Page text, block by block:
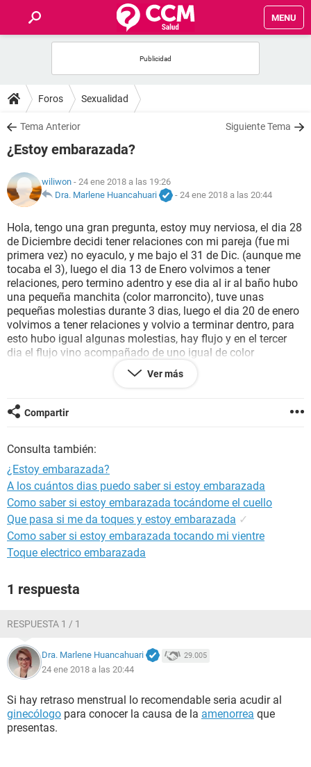
MENU
FOROS
SALUD
FAMILIA
NUTRICIÓN
BIENESTAR
SEXUALIDAD
GLOSARIO
Foros Sexualidad
Tema Anterior Siguiente Tema
¿Estoy embarazada?
wiliwon - 24 ene 2018 a las 19:26
Dra. Marlene Huancahuari
- 24 ene 2018 a las 20:44
Hola, tengo una gran pregunta, estoy muy nerviosa, el dia 28
de Diciembre decidi tener relaciones con mi pareja (fue mi
primera vez) no eyaculo, y me bajo el 31 de Dic. (aunque me
tocaba el 3), luego el dia 13 de Enero volvimos a tener
relaciones, pero termino adentro y ese dia al ir al baño hubo
una pequeña manchita (color marroncito), tuve unas
pequeñas molestias durante 3 dias, luego el dia 20 de enero
volvimos a tener relaciones y volvio a terminar dentro, para
esto hubo igual algunas molestias, hay flujo y en el tercer
dia el flujo vino acompañado de uno igual de color
marroncito, luego al dia siguiente hubo por la mañana unos
tipo coagulos o flujo pero ahora estos eran de sangre (un
años y tiene sus estudios de que ya no puede tener hijos. Me
preocupa el poder estar embarazada, aunque los estudios
31 de Enero, pero me espanta ese flujo.
Alguien podria explicarme que pasa, para estar mas
tranquila o si debo visitar al doctor.
Ver más
Compartir
Consulta también:
¿Estoy embarazada?
A los cuántos dias puedo saber si estoy embarazada
Como saber si estoy embarazada tocándome el cuello
Que pasa si me da toques y estoy embarazada ✓
Como saber si estoy embarazada tocando mi vientre
Toque electrico embarazada
1 respuesta
RESPUESTA 1 / 1
Dra. Marlene Huancahuari 29.005
24 ene 2018 a las 20:44
Si hay retraso menstrual lo recomendable seria acudir al
ginecólogo para conocer la causa de la amenorrea que
presentas.